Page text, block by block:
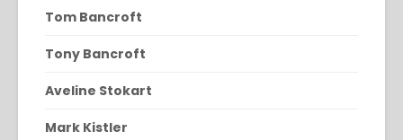
Tom Bancroft
Tony Bancroft
Aveline Stokart
Mark Kistler